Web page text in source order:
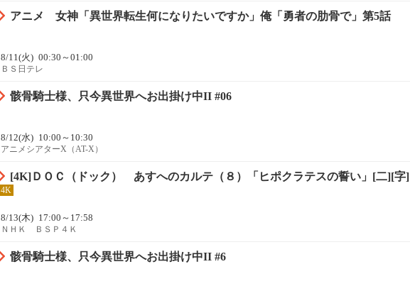
アニメ 女神「異世界転生何になりたいですか」俺「勇者の肋骨で」第5話
8/11(火) 00:30～01:00
ＢＳ日テレ
骸骨騎士様、只今異世界へお出掛け中II #06
8/12(水) 10:00～10:30
アニメシアターX（AT-X）
[4K]ＤＯＣ（ドック） あすへのカルテ（８）「ヒポクラテスの誓い」[二][字]
4K
8/13(木) 17:00～17:58
ＮＨＫ ＢＳＰ４Ｋ
骸骨騎士様、只今異世界へお出掛け中II #6